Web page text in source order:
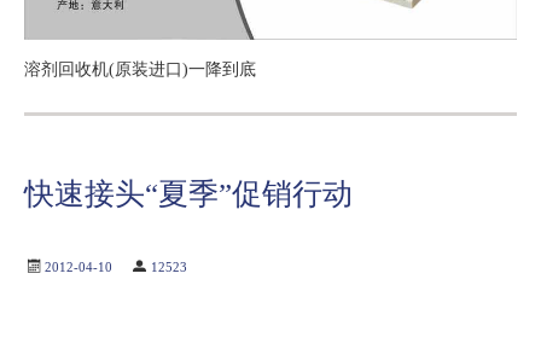
溶剂回收机(原装进口)一降到底
快速接头“夏季”促销行动
2012-04-10 12523